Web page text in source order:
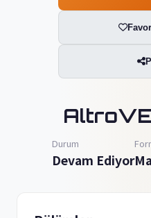
Durum
Devam Ediyor